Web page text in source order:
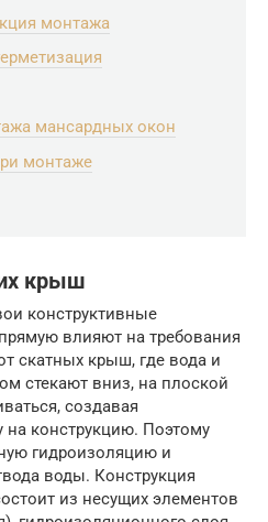
монтажа
мансардных окон
монтаже
крыш
конструктивные
влияют на требования
скатных крыш, где вода и
стекают вниз, на плоской
создавая
на конструкцию. Поэтому
гидроизоляцию и
воды. Конструкция
из несущих элементов